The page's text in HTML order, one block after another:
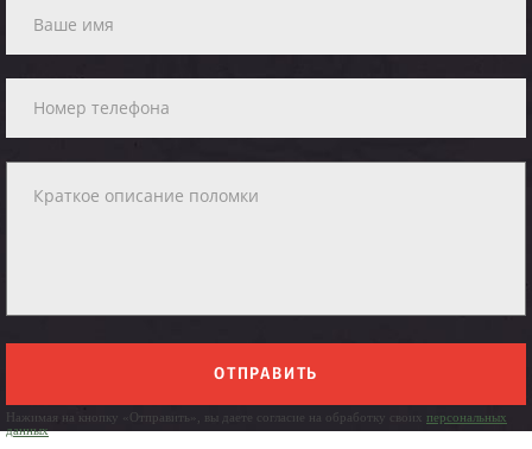
ОТПРАВИТЬ
Нажимая на кнопку «Отправить», вы даете согласие на обработку своих персональных
данных